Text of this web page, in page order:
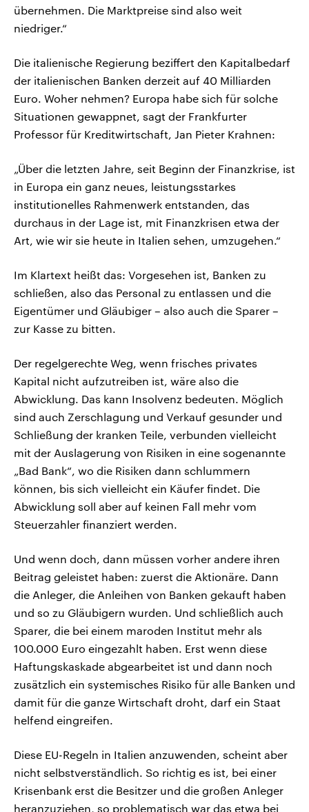
übernehmen. Die Marktpreise sind also weit
niedriger.“
Die italienische Regierung beziffert den Kapitalbedarf
der italienischen Banken derzeit auf 40 Milliarden
Euro. Woher nehmen? Europa habe sich für solche
Situationen gewappnet, sagt der Frankfurter
Professor für Kreditwirtschaft, Jan Pieter Krahnen:
„Über die letzten Jahre, seit Beginn der Finanzkrise, ist
in Europa ein ganz neues, leistungsstarkes
institutionelles Rahmenwerk entstanden, das
durchaus in der Lage ist, mit Finanzkrisen etwa der
Art, wie wir sie heute in Italien sehen, umzugehen.“
Im Klartext heißt das: Vorgesehen ist, Banken zu
schließen, also das Personal zu entlassen und die
Eigentümer und Gläubiger – also auch die Sparer –
zur Kasse zu bitten.
Der regelgerechte Weg, wenn frisches privates
Kapital nicht aufzutreiben ist, wäre also die
Abwicklung. Das kann Insolvenz bedeuten. Möglich
sind auch Zerschlagung und Verkauf gesunder und
Schließung der kranken Teile, verbunden vielleicht
mit der Auslagerung von Risiken in eine sogenannte
„Bad Bank“, wo die Risiken dann schlummern
können, bis sich vielleicht ein Käufer findet. Die
Abwicklung soll aber auf keinen Fall mehr vom
Steuerzahler finanziert werden.
Und wenn doch, dann müssen vorher andere ihren
Beitrag geleistet haben: zuerst die Aktionäre. Dann
die Anleger, die Anleihen von Banken gekauft haben
und so zu Gläubigern wurden. Und schließlich auch
Sparer, die bei einem maroden Institut mehr als
100.000 Euro eingezahlt haben. Erst wenn diese
Haftungskaskade abgearbeitet ist und dann noch
zusätzlich ein systemisches Risiko für alle Banken und
damit für die ganze Wirtschaft droht, darf ein Staat
helfend eingreifen.
Diese EU-Regeln in Italien anzuwenden, scheint aber
nicht selbstverständlich. So richtig es ist, bei einer
Krisenbank erst die Besitzer und die großen Anleger
heranzuziehen, so problematisch war das etwa bei